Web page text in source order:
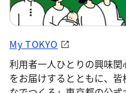
My TOKYO
利用者一人ひとりの興味
をお届けするとともに、